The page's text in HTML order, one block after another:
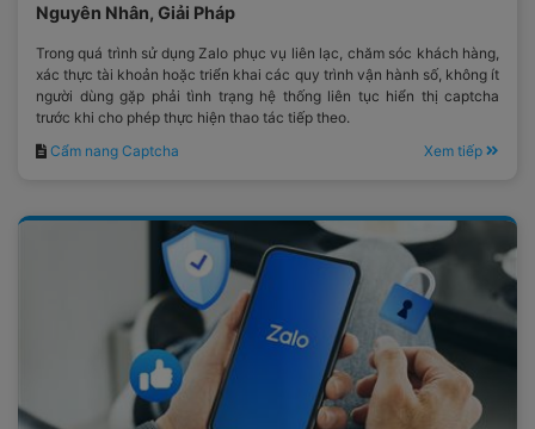
Nguyên Nhân, Giải Pháp
Trong quá trình sử dụng Zalo phục vụ liên lạc, chăm sóc khách hàng,
xác thực tài khoản hoặc triển khai các quy trình vận hành số, không ít
người dùng gặp phải tình trạng hệ thống liên tục hiển thị captcha
trước khi cho phép thực hiện thao tác tiếp theo.
Cẩm nang Captcha
Xem tiếp